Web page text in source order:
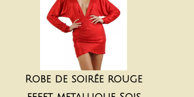
Robe de soirée rouge